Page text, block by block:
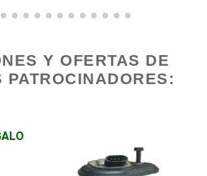
Nutrición
Y OFERTAS DE
PATROCINADORES: